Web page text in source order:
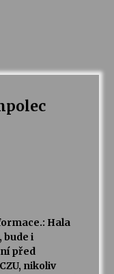
Hala
bude i
před
nikoliv